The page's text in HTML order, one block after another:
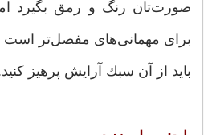
صورت‌تان رنگ و رمق بگیرد
برای ‌مهمانی‌های مفصل‌تر است
باید از آن سبك آرایش پرهیز